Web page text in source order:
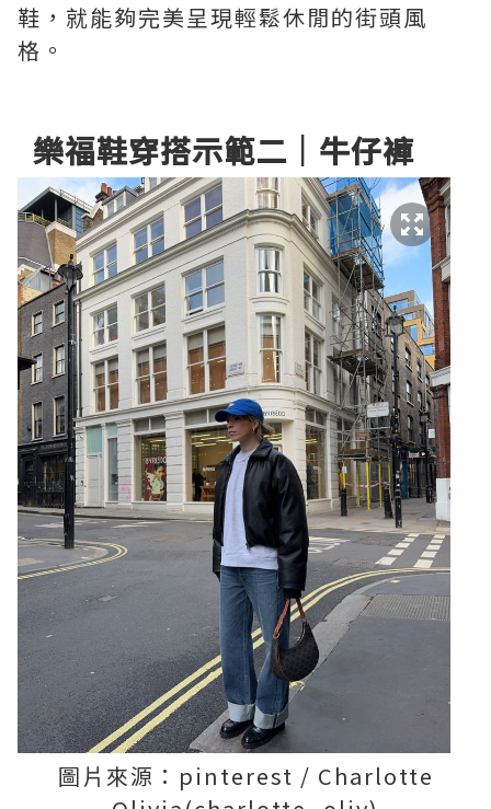
鞋，就能夠完美呈現輕鬆休閒的街頭風
格。
樂福鞋穿搭示範二｜牛仔褲
圖片來源：pinterest / Charlotte